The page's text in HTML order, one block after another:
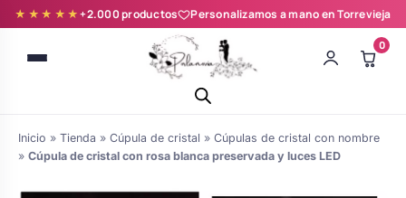
★★★★★+2.000 productos Personalizamos a mano en Torrevieja
0
Inicio » Tienda » Cúpula de cristal » Cúpulas de cristal con nombre
» Cúpula de cristal con rosa blanca preservada y luces LED